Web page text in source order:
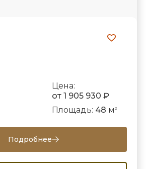
Цена:
от 1 905 930 ₽
Площадь: 48 м 2
Подробнее